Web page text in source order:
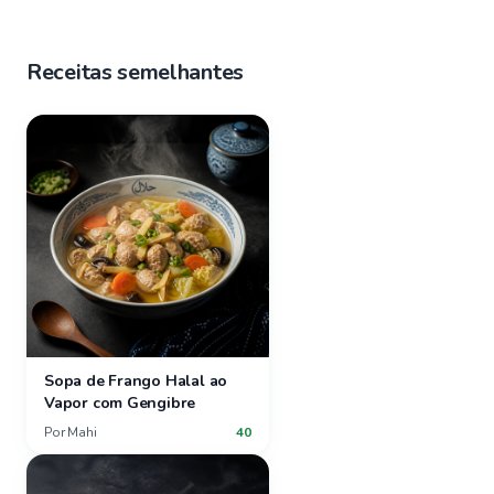
Receitas semelhantes
Sopa de Frango Halal ao
Vapor com Gengibre
Por Mahi 40